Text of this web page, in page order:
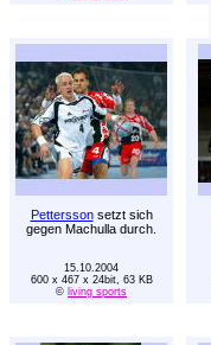
Petterssonsetzt sich
gegen Machulla durch.
15.10.2004
600 x 467 x 24bit, 63 KB
© living sports